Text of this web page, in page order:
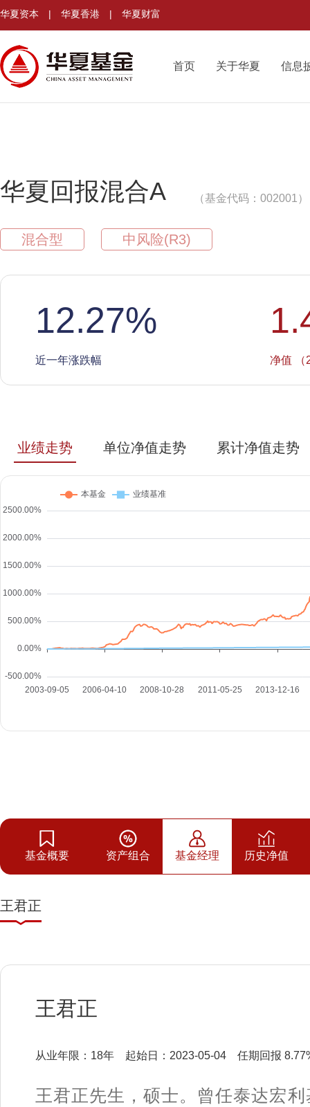
华夏资本 | 华夏香港 | 华夏财富
首页 关于华夏 信息
华夏回报混合A （基金代码：002001）
混合型 中风险(R3)
12.27%
近一年涨跌幅 净值 （
业绩走势 单位净值走势 累计净值走势
基金概要 资产组合 基金经理 历史净值
王君正
王君正
从业年限：18年 起始日：2023-05-04 任期回报
王君正先生，硕士。曾任泰达宏